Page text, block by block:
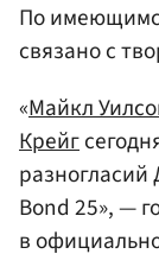
По
связано с
«Майкл
Крейг
Bond 25», —
в